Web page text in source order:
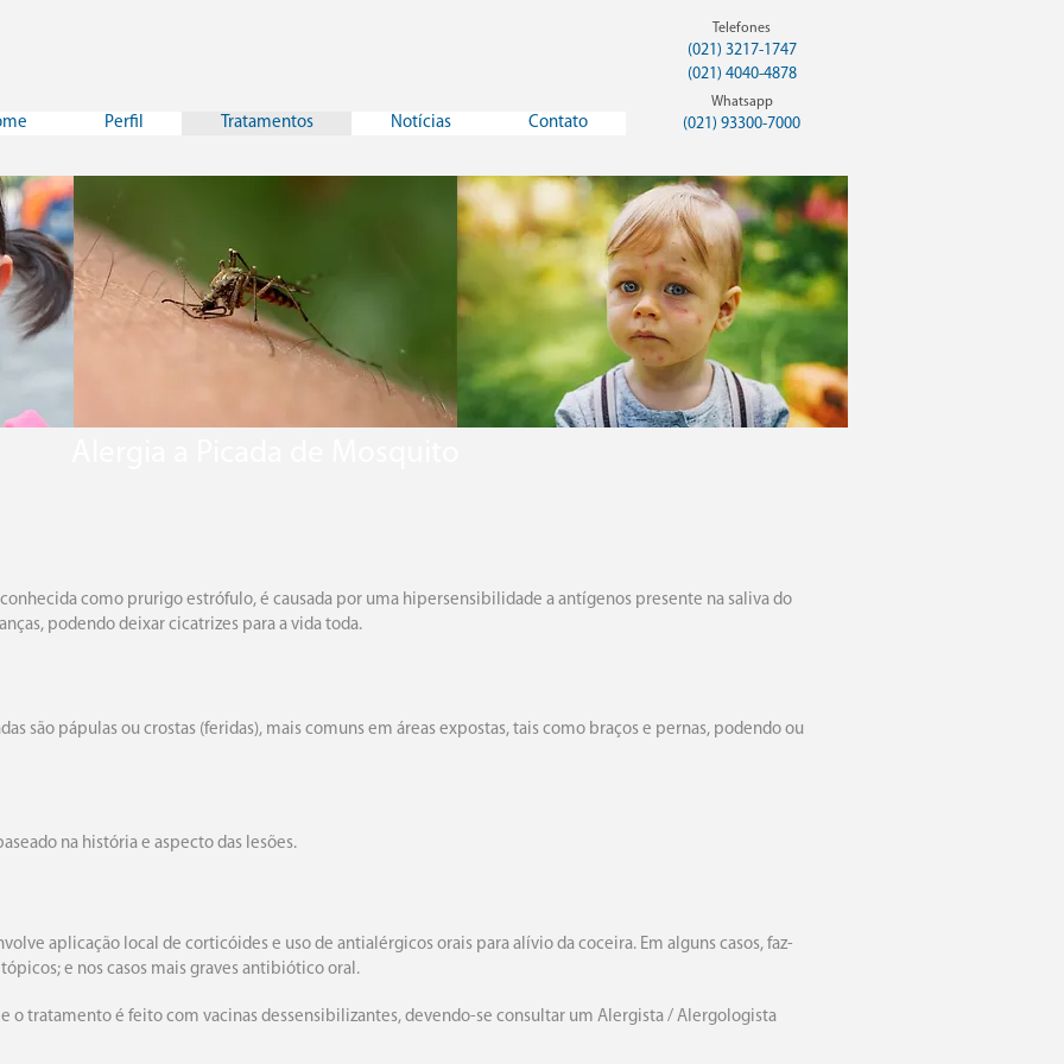
Telefones
(021) 3217-1747
(021) 4040-4878
Whatsapp
Perfil Tratamentos Notícias Contato (021) 93300-7000
como prurigo estrófulo, é causada por uma hipersensibilidade a antígenos presente na saliva do
podendo deixar cicatrizes para a vida toda.
são pápulas ou crostas (feridas), mais comuns em áreas expostas, tais como braços e pernas, podendo ou
na história e aspecto das lesões.
aplicação local de corticóides e uso de antialérgicos orais para alívio da coceira. Em alguns casos, faz-
e nos casos mais graves antibiótico oral.
o tratamento é feito com vacinas dessensibilizantes, devendo-se consultar um Alergista / Alergologista